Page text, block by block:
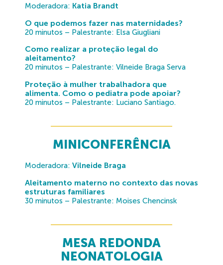
Moderadora: Katia Brandt
O que podemos fazer nas maternidades?
20 minutos – Palestrante: Elsa Giugliani
Como realizar a proteção legal do
aleitamento?
20 minutos – Palestrante: Vilneide Braga Serva
Proteção à mulher trabalhadora que
alimenta. Como o pediatra pode apoiar?
20 minutos – Palestrante: Luciano Santiago.
MINICONFERÊNCIA
Moderadora: Vilneide Braga
Aleitamento materno no contexto das novas
estruturas familiares
30 minutos – Palestrante: Moises Chencinsk
MESA REDONDA
NEONATOLOGIA